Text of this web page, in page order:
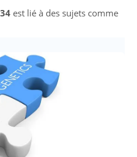
est lié à des sujets comme